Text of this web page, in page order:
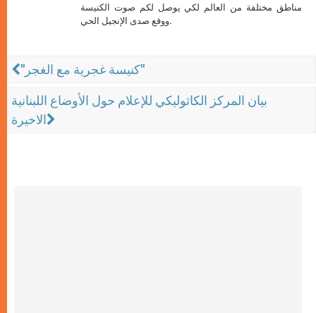
مناطق مختلفة من العالم لكي يوصل لكم صوت الكنيسة
ووقع صدى الإنجيل الحي.
"كنيسة غجرية مع الغجر"
بيان المركز الكاثوليكي للإعلام حول الأوضاع اللبنانية
الاخيرة